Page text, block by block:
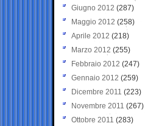
Giugno 2012 (287)
Maggio 2012 (258)
Aprile 2012 (218)
Marzo 2012 (255)
Febbraio 2012 (247)
Gennaio 2012 (259)
Dicembre 2011 (223)
Novembre 2011 (267)
Ottobre 2011 (283)